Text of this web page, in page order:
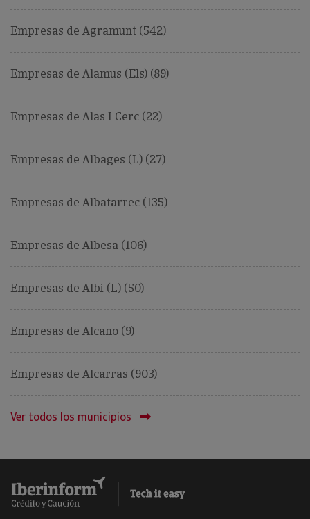
Empresas de Agramunt (542)
Empresas de Alamus (Els) (89)
Empresas de Alas I Cerc (22)
Empresas de Albages (L) (27)
Empresas de Albatarrec (135)
Empresas de Albesa (106)
Empresas de Albi (L) (50)
Empresas de Alcano (9)
Empresas de Alcarras (903)
Ver todos los municipios